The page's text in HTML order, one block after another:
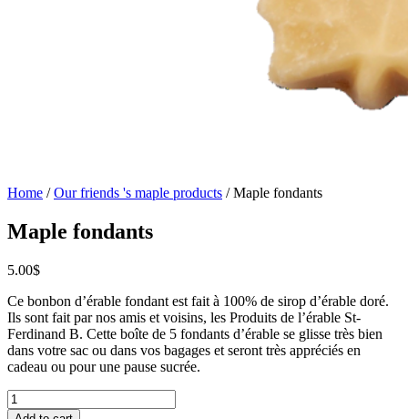
Home /Our friends 's maple products / Maple fondants
Maple fondants
5.00$
Ce bonbon d’érable fondant est fait à 100% de sirop d’érable doré.
Ils sont fait par nos amis et voisins, les Produits de l’érable St-
Ferdinand B. Cette boîte de 5 fondants d’érable se glisse très bien
dans votre sac ou dans vos bagages et seront très appréciés en
cadeau ou pour une pause sucrée.
Maple
fondants